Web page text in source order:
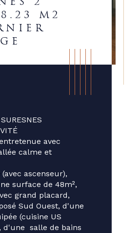
2
M2
avec
calme et
ascenseur),
surface de 48m²,
grand placard,
Sud Ouest, d'une
(cuisine US
d'une  salle de bains